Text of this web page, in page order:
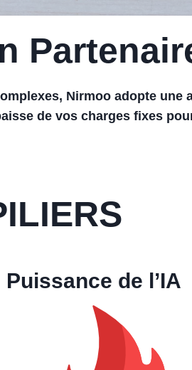
Nirmoo adopte une
de vos charges fixes
Puissance de l’IA